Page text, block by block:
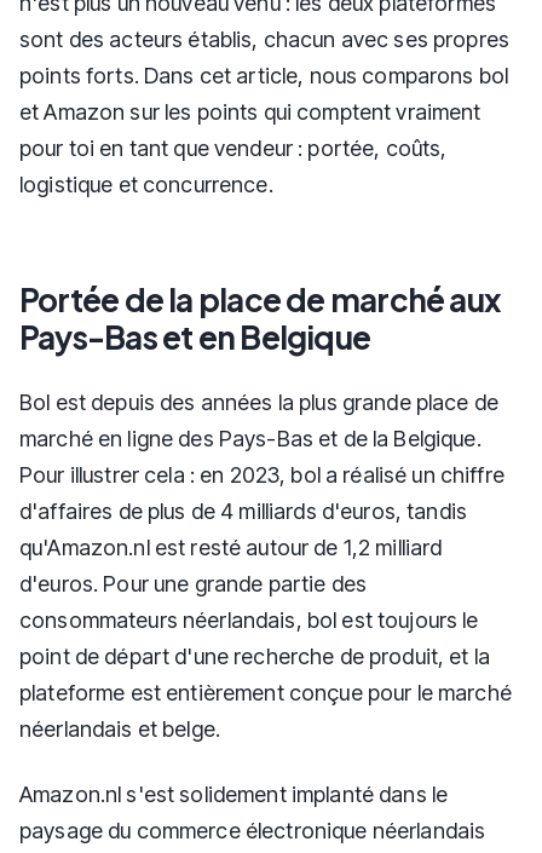
sont des acteurs établis, chacun avec ses propres
points forts. Dans cet article, nous comparons bol
et Amazon sur les points qui comptent vraiment
pour toi en tant que vendeur : portée, coûts,
logistique et concurrence.
Portée de la place de marché aux
Pays-Bas et en Belgique
Bol est depuis des années la plus grande place de
marché en ligne des Pays-Bas et de la Belgique.
Pour illustrer cela : en 2023, bol a réalisé un chiffre
d'affaires de plus de 4 milliards d'euros, tandis
qu'Amazon.nl est resté autour de 1,2 milliard
d'euros. Pour une grande partie des
consommateurs néerlandais, bol est toujours le
point de départ d'une recherche de produit, et la
plateforme est entièrement conçue pour le marché
néerlandais et belge.
Amazon.nl s'est solidement implanté dans le
paysage du commerce électronique néerlandais